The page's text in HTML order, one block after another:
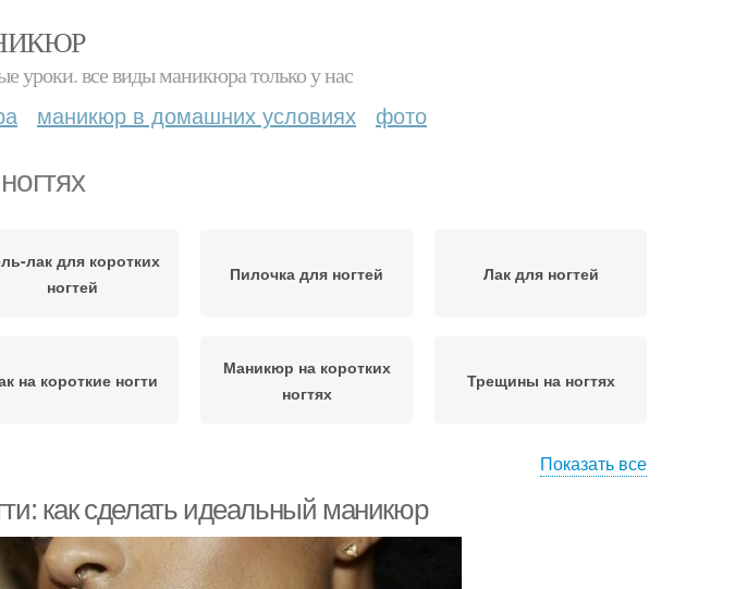
уроки. все виды маникюра только у нас
маникюр в домашних условиях фото
лак для коротких
ногтей
Пилочка для ногтей Лак для ногтей
на короткие ногти
Маникюр на коротких
ногтях
Трещины на ногтях
ногти
Шеллак на короткие
Показать все
как сделать идеальный маникюр